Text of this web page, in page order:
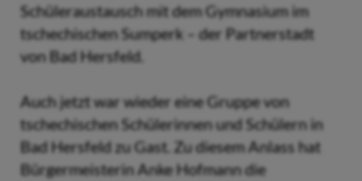
Schüleraustausch mit dem Gymnasium im
tschechischen Sumperk – der Partnerstadt
von Bad Hersfeld.
Auch jetzt war wieder eine Gruppe von
tschechischen Schülerinnen und Schülern in
Bad Hersfeld zu Gast. Zu diesem Anlass hat
Bürgermeisterin Anke Hofmann die